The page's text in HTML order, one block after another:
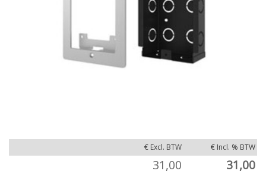
€ Excl. BTW € Incl. % BTW
31,00 31,00